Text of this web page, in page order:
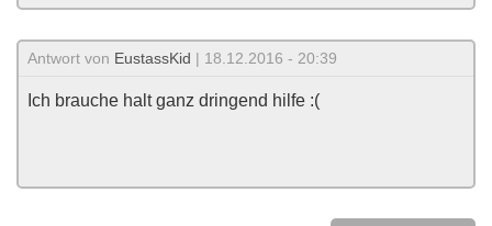
Antwort von EustassKid | 18.12.2016 - 20:39
Ich brauche halt ganz dringend hilfe :(